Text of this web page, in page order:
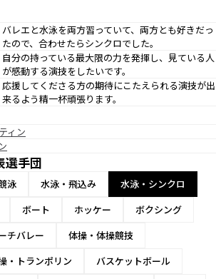
バレエと水泳を両方習っていて、両方とも好きだっ
たので、合わせたらシンクロでした。
自分の持っている最大限の力を発揮し、見ている人
が感動する演技をしたいです。
応援してくださる方の期待にこたえられる演技が出
来るよう精一杯頑張ります。
ィン
選手団
泳 水泳・飛込み
水泳・シンクロ
ボート ホッケー
ボクシング
チバレー
体操・体操競技
・トランポリン
バスケットボール